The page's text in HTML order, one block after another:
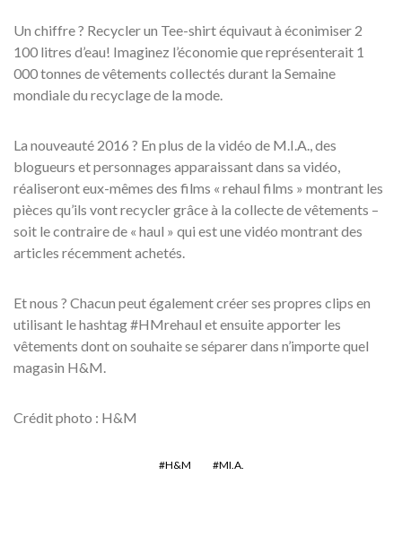
Un chiffre ? Recycler un Tee-shirt équivaut à éconimiser 2
100 litres d’eau! Imaginez l’économie que représenterait 1
000 tonnes de vêtements collectés durant la Semaine
mondiale du recyclage de la mode.
La nouveauté 2016 ? En plus de la vidéo de M.I.A., des
blogueurs et personnages apparaissant dans sa vidéo,
réaliseront eux-mêmes des films « rehaul films » montrant les
pièces qu’ils vont recycler grâce à la collecte de vêtements –
soit le contraire de « haul » qui est une vidéo montrant des
articles récemment achetés.
Et nous ? Chacun peut également créer ses propres clips en
utilisant le hashtag #HMrehaul et ensuite apporter les
vêtements dont on souhaite se séparer dans n’importe quel
magasin H&M.
Crédit photo : H&M
H&M MI.A.